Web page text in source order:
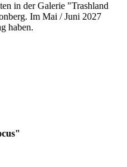
in der Galerie "Trashland
Im Mai / Juni 2027
haben.